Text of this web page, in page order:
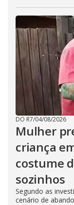
DO R7/04/08/2026
Mulher
criança
costume
sozinhos
Segundo as
cenário de